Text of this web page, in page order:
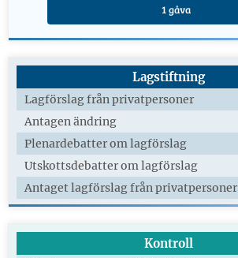
1 gåva
Lagstiftning
Lagförslag från privatpersoner
Antagen ändring
Plenardebatter om lagförslag
Utskottsdebatter om lagförslag
Antaget lagförslag från privatpersoner
Kontroll